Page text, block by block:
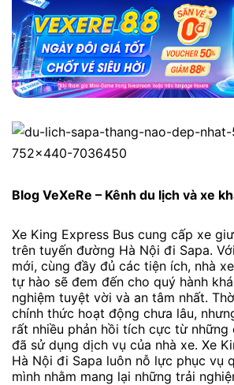
Blog VeXeRe – Kênh du lịch và xe
Xe King Express Bus cung cấp xe
trên tuyến đường Hà Nội đi Sapa.
mới, cùng đầy đủ các tiện ích, nhà
tự hào sẽ đem đến cho quý hành
nghiệm tuyệt vời và an tâm nhất.
chính thức hoạt động chưa lâu,
rất nhiều phản hồi tích cực từ những
đã sử dụng dịch vụ của nhà xe. Xe
Hà Nội đi Sapa luôn nỗ lực phục vụ
mình nhằm mang lại những trải